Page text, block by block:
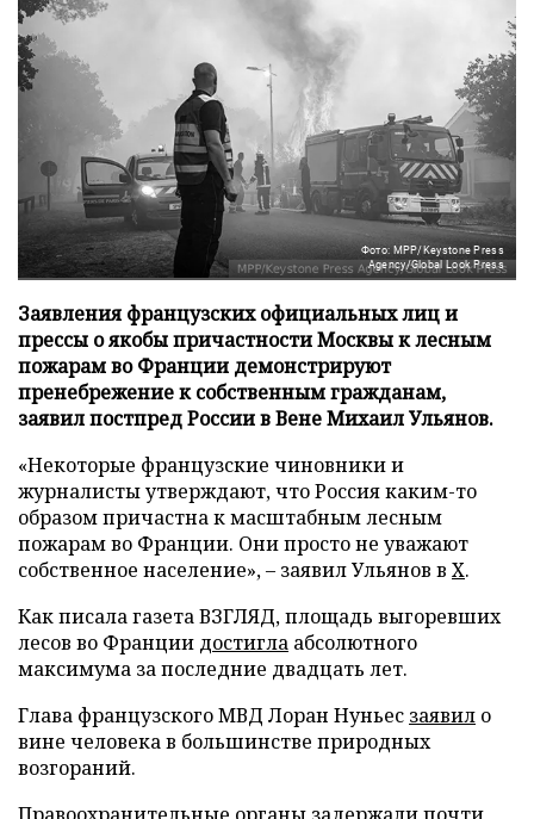
Фото: MPP/Keystone Press
Agency/Global Look Press
Заявления французских официальных лиц и
прессы о якобы причастности Москвы к лесным
пожарам во Франции демонстрируют
пренебрежение к собственным гражданам,
заявил постпред России в Вене Михаил Ульянов.
«Некоторые французские чиновники и
журналисты утверждают, что Россия каким-то
образом причастна к масштабным лесным
пожарам во Франции. Они просто не уважают
собственное население», – заявил Ульянов в X.
Как писала газета ВЗГЛЯД, площадь выгоревших
лесов во Франции достигла абсолютного
максимума за последние двадцать лет.
Глава французского МВД Лоран Нуньес заявил о
вине человека в большинстве природных
возгораний.